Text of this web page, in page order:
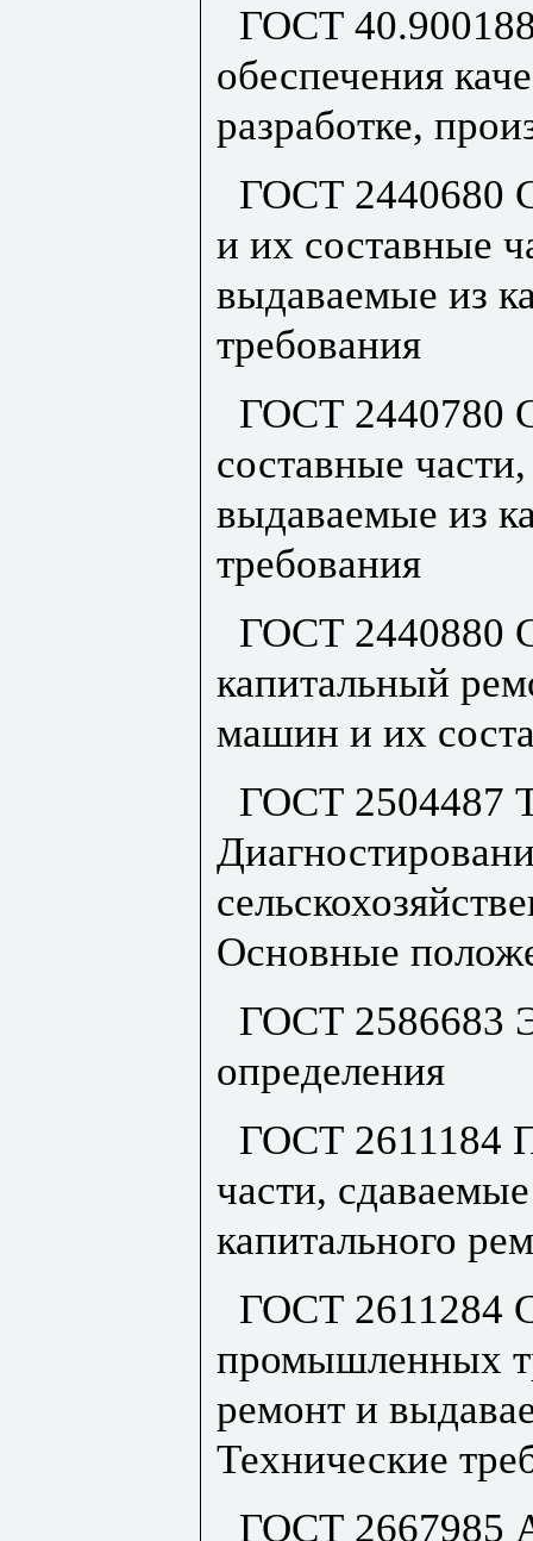
ГОСТ
обеспечения
разработке,
ГОСТ 2440680
и их составные
выдаваемые из
требования
ГОСТ 2440780
составные
выдаваемые из
требования
ГОСТ 2440880
капитальный
машин и их
ГОСТ 2504487
Основные
ГОСТ 2586683
определения
ГОСТ 2611184
части,
капитального
ГОСТ 2611284
промышленных
ремонт и
Технические
ГОСТ 2667985